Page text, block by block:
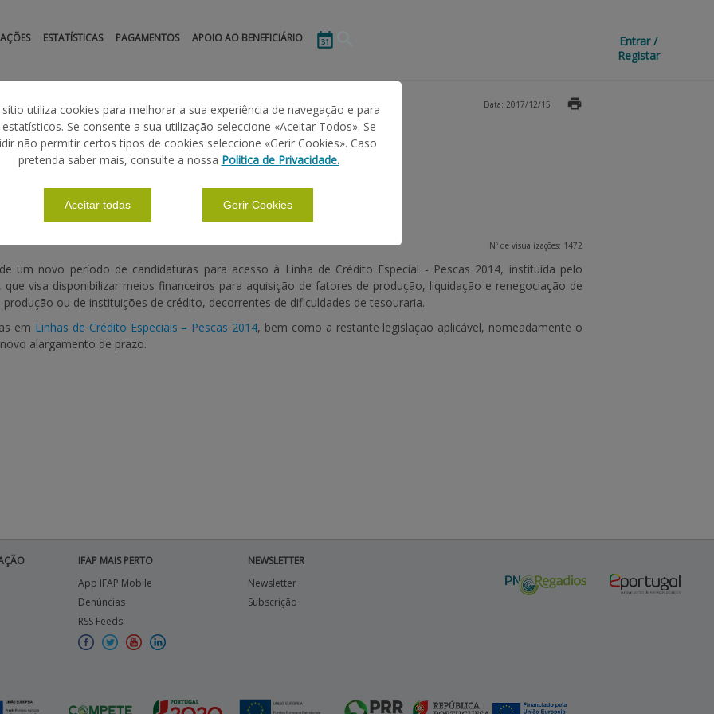
ESTATÍSTICAS PAGAMENTOS APOIO AO BENEFICIÁRIO
Entrar /
Registar
ESPECIAL - PESCAS 2014
Data: 2017/12/15
Nº de visualizações: 1472
um novo período de candidaturas para acesso à Linha de Crédito Especial - Pescas 2014, instituída pelo
visa disponibilizar meios financeiros para aquisição de fatores de produção, liquidação e renegociação de
ou de instituições de crédito, decorrentes de dificuldades de tesouraria.
em Linhas de Crédito Especiais – Pescas 2014, bem como a restante legislação aplicável, nomeadamente o
alargamento de prazo.
IFAP MAIS PERTO
App IFAP Mobile
Denúncias
RSS Feeds
NEWSLETTER
Newsletter
Subscrição
sítio utiliza cookies para melhorar a sua experiência de navegação e para
Se consente a sua utilização seleccione «Aceitar Todos». Se
não permitir certos tipos de cookies seleccione «Gerir Cookies». Caso
pretenda saber mais, consulte a nossa Politica de Privacidade.
Aceitar todas Gerir Cookies